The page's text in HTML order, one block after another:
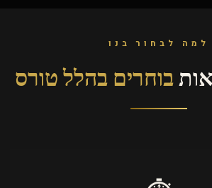
למה לבחור בנו
בוחרים בהלל טורס